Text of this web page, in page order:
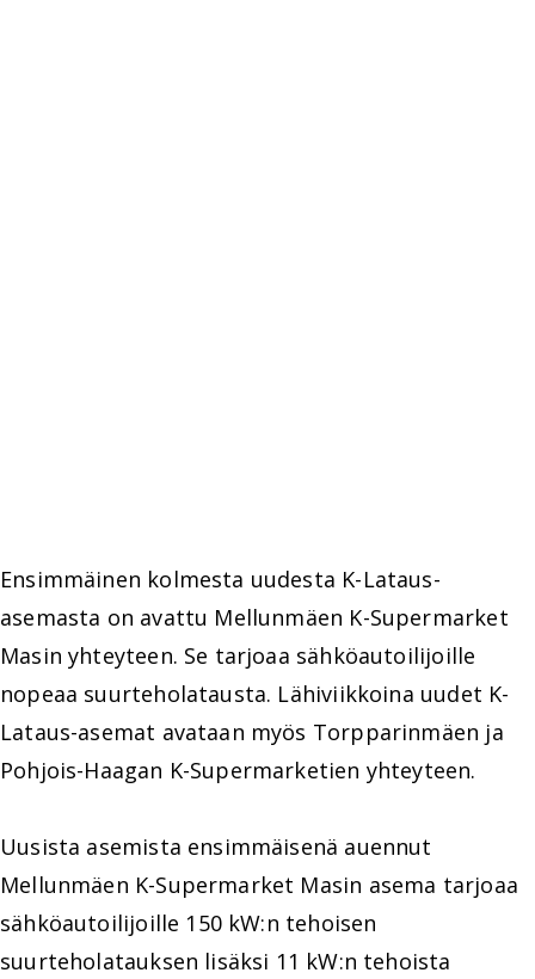
Ensimmäinen kolmesta uudesta K-Lataus-
asemasta on avattu Mellunmäen K-Supermarket
Masin yhteyteen. Se tarjoaa sähköautoilijoille
nopeaa suurteholatausta. Lähiviikkoina uudet K-
Lataus-asemat avataan myös Torpparinmäen ja
Pohjois-Haagan K-Supermarketien yhteyteen.
Uusista asemista ensimmäisenä auennut
Mellunmäen K-Supermarket Masin asema tarjoaa
sähköautoilijoille 150 kW:n tehoisen
suurteholatauksen lisäksi 11 kW:n tehoista